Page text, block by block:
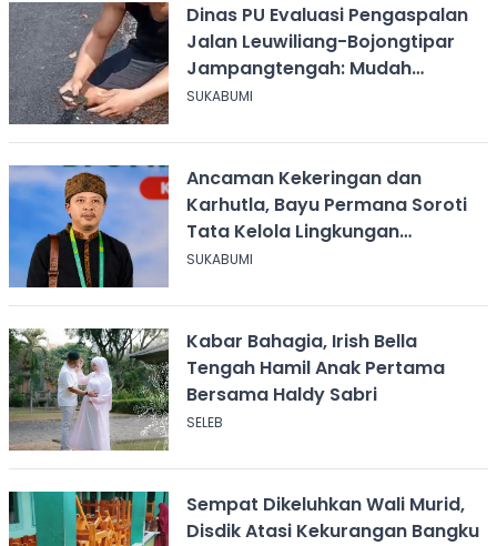
Dinas PU Evaluasi Pengaspalan
Jalan Leuwiliang-Bojongtipar
Jampangtengah: Mudah
Mengelupas
SUKABUMI
Ancaman Kekeringan dan
Karhutla, Bayu Permana Soroti
Tata Kelola Lingkungan
Sukabumi
SUKABUMI
Kabar Bahagia, Irish Bella
Tengah Hamil Anak Pertama
Bersama Haldy Sabri
SELEB
Sempat Dikeluhkan Wali Murid,
Disdik Atasi Kekurangan Bangku